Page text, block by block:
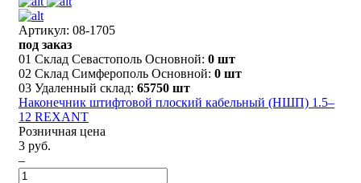
Артикул: 08-1705
под заказ
01 Склад Севастополь Основной: 0 шт
02 Склад Симферополь Основной: 0 шт
03 Удаленный склад: 65750 шт
Наконечник штифтовой плоский кабельный (НШП) 1.5–
12 REXANT
Розничная цена
3 руб.
–